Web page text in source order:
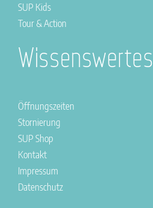
SUP Kids
Tour & Action
Wissenswertes
Öffnungszeiten
Stornierung
SUP Shop
Kontakt
Impressum
Datenschutz